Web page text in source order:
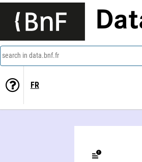
search in data.bnf.fr
FR